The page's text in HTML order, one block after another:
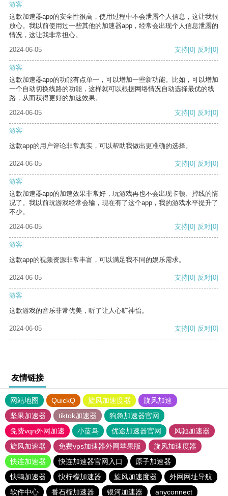
游客
这款加速器app的安全性很高，使用过程中不会泄露个人信息，这让我很
放心。我以前使用过一些其他的加速器app，经常会出现个人信息泄露的
情况，这让我非常担心。
2024-06-05
支持[0] 反对[0]
游客
这款加速器app的功能有点单一，可以增加一些新功能。比如，可以增加
一个自动切换线路的功能，这样就可以根据网络情况自动选择最优的线
路，从而获得更好的加速效果。
2024-06-05
支持[0] 反对[0]
游客
这款app的用户评论非常真实，可以帮助我做出更准确的选择。
2024-06-05 支持[0] 反对[0]
游客
这款加速器app的加速效果非常好，玩游戏再也不会出现卡顿、掉线的情
况了。我以前玩游戏经常会输，现在有了这个app，我的游戏水平提升了
不少。
2024-06-05
支持[0] 反对[0]
游客
这款app的视频资源非常丰富，可以满足我不同的娱乐需求。
2024-06-05 支持[0] 反对[0]
游客
这款游戏的音乐非常优美，听了让人心旷神怡。
2024-06-05 支持[0] 反对[0]
友情链接
网站地图 QuickQ 旋风加速度器
旋风加速
坚果加速器
tiktok加速器
狗急加速器官网
免费vqn外网加速
小蓝鸟 优途加速器官网
风驰加速器
旋风加速器
免费vps加速器外网苹果版
旋风加速度器
快连加速器
快连加速器官网入口
原子加速器
快鸭加速器
快柠檬加速器 旋风加速度器
外网网址导航
软件中心
番石榴加速器 银河加速器 anyconnect